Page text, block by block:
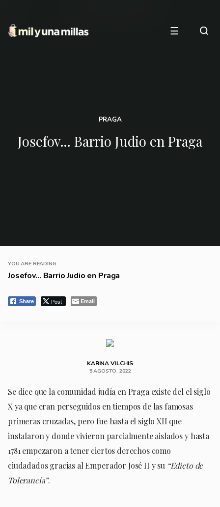
☰
PRAGA
Josefov… Barrio Judio en Praga
YOU ARE READING
Josefov… Barrio Judio en Praga
Share Post Email
KARINA VILCHIS
5 AGOSTO, 2022
Se dice que la comunidad judía en Praga existe del el siglo
X ya que eran perseguidos en tiempos de las famosas
primeras cruzadas, pero fue hasta el siglo XII que
instalaron y donde vivieron parcialmente aislados y hasta
1781 empezaron a tener ciertos derechos como
ciudadados gracias al Emperador José II y su “Edicto de
Tolerancia”.